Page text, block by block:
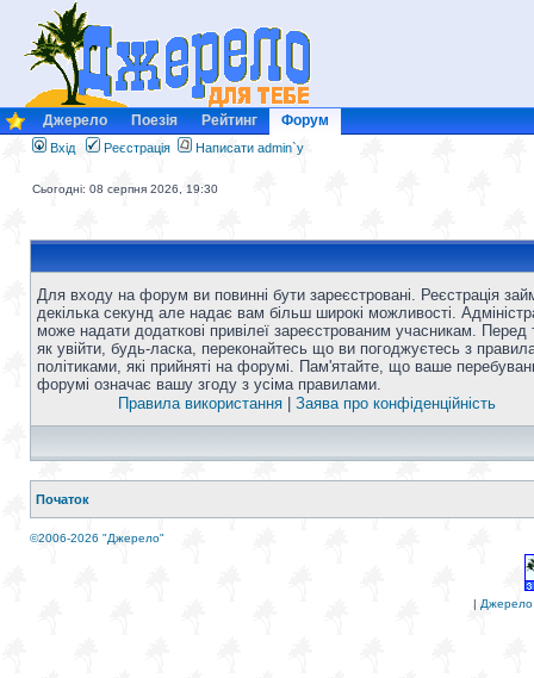
Джерело Поезія Рейтинг Форум
Вхід Реєстрація Написати admin`у
Сьогодні: 08 серпня 2026, 19:30
Для входу на форум ви повинні бути зареєстровані. Реєстрація
декілька секунд але надає вам більш широкі можливості.
може надати додаткові привілеї зареєстрованим учасникам. Перед
як увійти, будь-ласка, переконайтесь що ви погоджуєтесь з
політиками, які прийняті на форумі. Пам'ятайте, що ваше
форумі означає вашу згоду з усіма правилами.
Правила використання
Заява про конфіденційність
Початок
©2006-2026 "Джерело"
| Джерело